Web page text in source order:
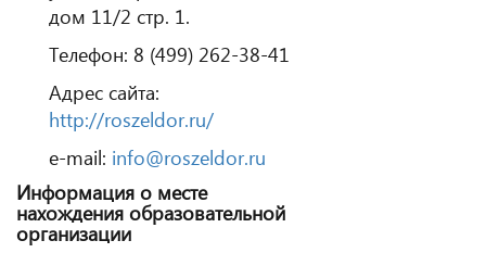
дом 11/2 стр. 1.
Телефон: 8 (499) 262-38-41
Адрес сайта:
http://roszeldor.ru/
e-mail: info@roszeldor.ru
Информация о месте
нахождения образовательной
организации